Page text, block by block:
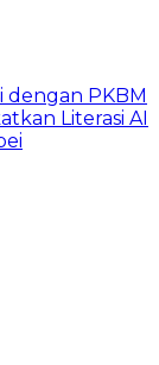
dengan PKBM
Literasi AI